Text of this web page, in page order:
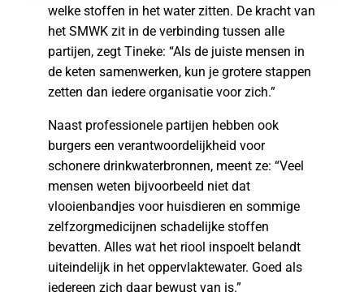
welke stoffen in het water zitten. De kracht van
het SMWK zit in de verbinding tussen alle
partijen, zegt Tineke: “Als de juiste mensen in
de keten samenwerken, kun je grotere stappen
zetten dan iedere organisatie voor zich.”
Naast professionele partijen hebben ook
burgers een verantwoordelijkheid voor
schonere drinkwaterbronnen, meent ze: “Veel
mensen weten bijvoorbeeld niet dat
vlooienbandjes voor huisdieren en sommige
zelfzorgmedicijnen schadelijke stoffen
bevatten. Alles wat het riool inspoelt belandt
uiteindelijk in het oppervlaktewater. Goed als
iedereen zich daar bewust van is.”